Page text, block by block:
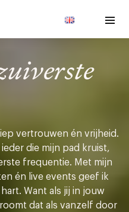
vertrouwen én vrijheid.
ieder die mijn pad kruist,
frequentie. Met mijn
én live events geef ik
Want als jij in jouw
dat als vanzelf door